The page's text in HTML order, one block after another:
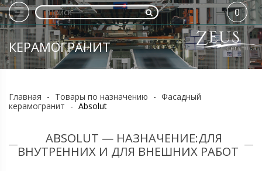
КЕРАМОГРАНИТ
0
Главная - Товары по назначению - Фасадный
керамогранит - Absolut
ABSOLUT — НАЗНАЧЕНИЕ:ДЛЯ
ВНУТРЕННИХ И ДЛЯ ВНЕШНИХ РАБОТ